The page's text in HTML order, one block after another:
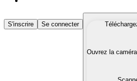
Acheter des Cryptomonnaies
Achetez les cryptomonnaies
Convertissez vos
S'inscrire Se connecter
Ouvrez la